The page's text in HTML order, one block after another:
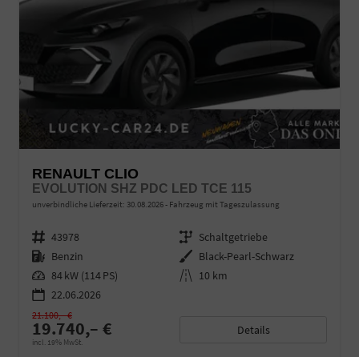
RENAULT CLIO
EVOLUTION SHZ PDC LED TCE 115
unverbindliche Lieferzeit: 30.08.2026 Fahrzeug mit Tageszulassung
Fahrzeugnr. 43978 Getriebe Schaltgetriebe
Kraftstoff Benzin Außenfarbe Black-Pearl-Schwarz
Leistung 84 kW (114 PS) Kilometerstand 10 km
22.06.2026
19.740,– €
incl. 19% MwSt.
21.100,– €
Details